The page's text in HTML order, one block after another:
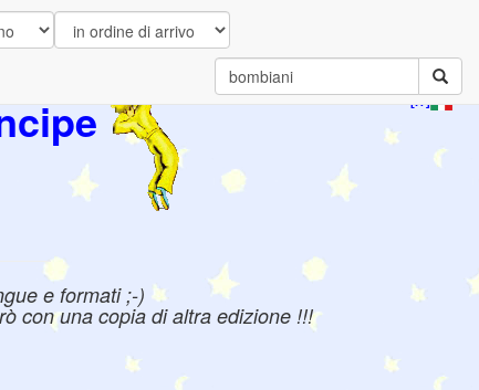
e formati ;-)
con una copia di altra edizione !!!